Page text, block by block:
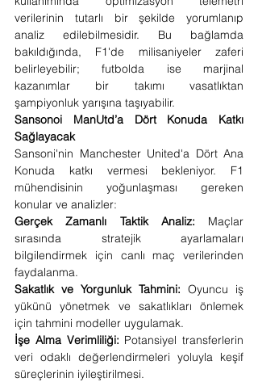
verilerinin tutarlı bir şekilde yorumlanıp
analiz edilebilmesidir. Bu bağlamda
bakıldığında, F1'de milisaniyeler zaferi
belirleyebilir; futbolda ise marjinal
kazanımlar bir takımı vasatlıktan
şampiyonluk yarışına taşıyabilir.
Sansonoi ManUtd’a Dört Konuda Katkı
Sağlayacak
Sansoni'nin Manchester United'a Dört Ana
Konuda katkı vermesi bekleniyor. F1
mühendisinin yoğunlaşması gereken
konular ve analizler:
Gerçek Zamanlı Taktik Analiz: Maçlar
sırasında stratejik ayarlamaları
bilgilendirmek için canlı maç verilerinden
faydalanma.
Sakatlık ve Yorgunluk Tahmini: Oyuncu iş
yükünü yönetmek ve sakatlıkları önlemek
için tahmini modeller uygulamak.
İşe Alma Verimliliği: Potansiyel transferlerin
veri odaklı değerlendirmeleri yoluyla keşif
süreçlerinin iyileştirilmesi.